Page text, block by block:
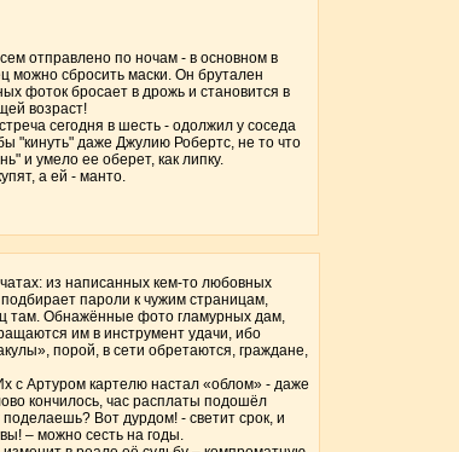
отправлено по ночам - в основном в
можно сбросить маски. Он брутален
фоток бросает в дрожь и становится в
возраст!
сегодня в шесть - одолжил у соседа
"кинуть" даже Джулию Робертс, не то что
и умело ее оберет, как липку.
а ей - манто.
из написанных кем-то любовных
пароли к чужим страницам,
там. Обнажённые фото гламурных дам,
им в инструмент удачи, ибо
порой, в сети обретаются, граждане,
с Артуром картелю настал «облом» - даже
кончилось, час расплаты подошёл
Вот дурдом! - светит срок, и
– можно сесть на годы.